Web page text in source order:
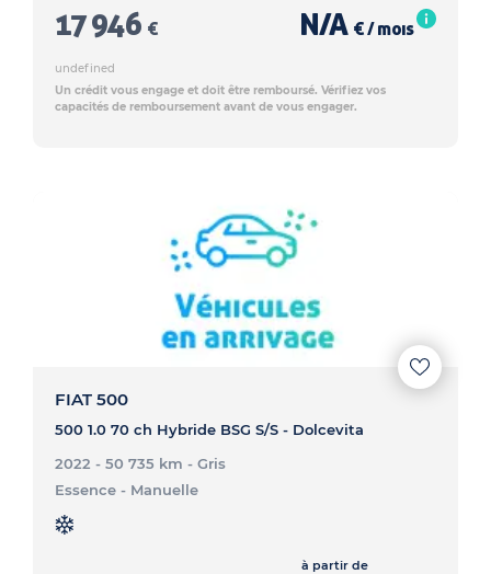
17 946 € N/A € / mois
undefined
Un crédit vous engage et doit être remboursé. Vérifiez vos
capacités de remboursement avant de vous engager.
FIAT 500
500 1.0 70 ch Hybride BSG S/S - Dolcevita
2022 - 50 735 km - Gris
Essence - Manuelle
à partir de